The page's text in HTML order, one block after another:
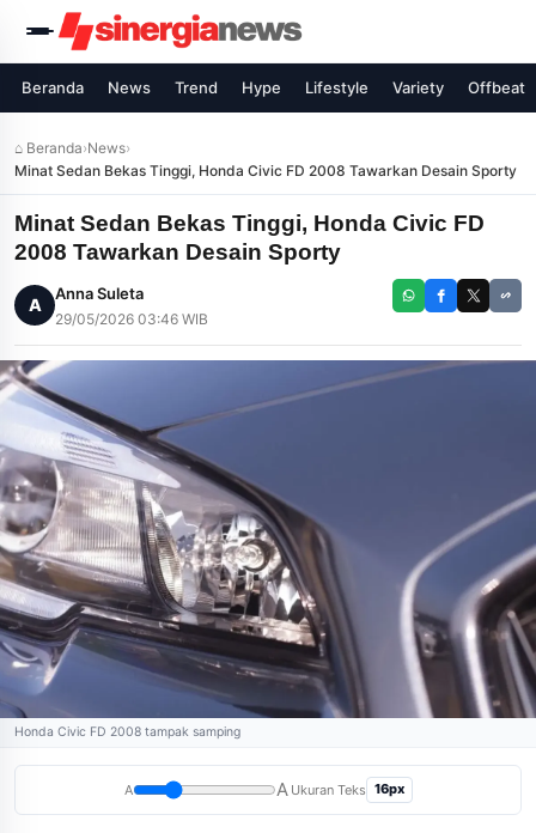
Beranda News Trend Hype Lifestyle Variety Offbeat
⌂ Beranda›News›
Minat Sedan Bekas Tinggi, Honda Civic FD 2008 Tawarkan Desain Sporty
Minat Sedan Bekas Tinggi, Honda Civic FD
2008 Tawarkan Desain Sporty
A
Anna Suleta
29/05/2026 03:46 WIB
Honda Civic FD 2008 tampak samping
A A Ukuran Teks 16px